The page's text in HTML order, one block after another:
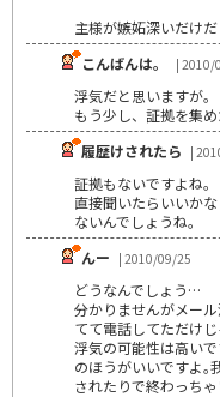
主様が嫉妬深いだけだ
こんばんは。
| 2010/
浮気だと思いますが。
もう少し、証拠を集め
履歴けされたら |
証拠もないですよね
直接聞いたらいいか
ないんでしょうね。
んー | 2010/09/25
どうなんでしょう…
分かりませんがメー
てて電話してただけ
浮気の可能性は高い
のほうがいいですよ｡
されたりで終わっち